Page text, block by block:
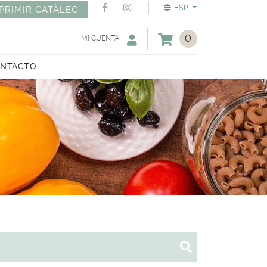
ESP
CATÀLEG
0
MI CUENTA